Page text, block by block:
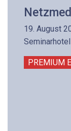
19. August
PREMIUM